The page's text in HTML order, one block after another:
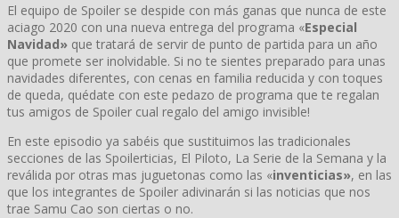
El equipo de Spoiler se despide con más ganas que nunca de este
aciago 2020 con una nueva entrega del programa «Especial
Navidad» que tratará de servir de punto de partida para un año
que promete ser inolvidable. Si no te sientes preparado para unas
navidades diferentes, con cenas en familia reducida y con toques
de queda, quédate con este pedazo de programa que te regalan
tus amigos de Spoiler cual regalo del amigo invisible!
En este episodio ya sabéis que sustituimos las tradicionales
secciones de las Spoilerticias, El Piloto, La Serie de la Semana y la
reválida por otras mas juguetonas como las «inventicias», en las
que los integrantes de Spoiler adivinarán si las noticias que nos
trae Samu Cao son ciertas o no.